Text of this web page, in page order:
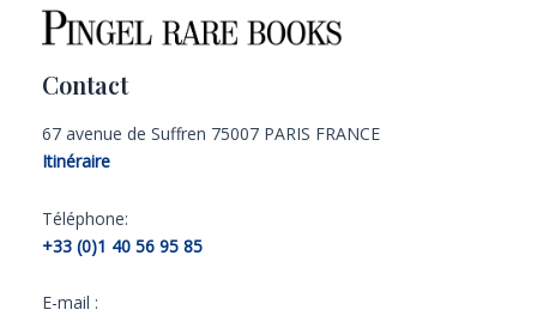
Contact
67 avenue de Suffren 75007 PARIS FRANCE
Itinéraire
Téléphone:
+33 (0)1 40 56 95 85
E-mail :